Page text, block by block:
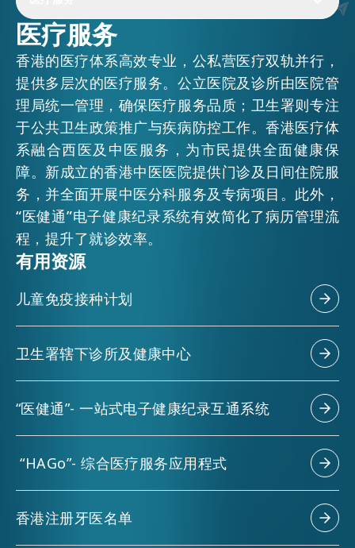
在港营商
活动情报
最新消息
关于我们
常见问题
联络我们
医疗服务
香港的医疗体系高效专业，公私营医疗双轨并行，
提供多层次的医疗服务。公立医院及诊所由医院管
理局统一管理，确保医疗服务品质；卫生署则专注
于公共卫生政策推广与疾病防控工作。香港医疗体
系融合西医及中医服务，为市民提供全面健康保
障。新成立的香港中医医院提供门诊及日间住院服
务，并全面开展中医分科服务及专病项目。此外，
“医健通”电子健康纪录系统有效简化了病历管理流
程，提升了就诊效率。
有用资源
儿童免疫接种计划
卫生署辖下诊所及健康中心
“医健通”- 一站式电子健康纪录互通系统
“HAGo”- 综合医疗服务应用程式
香港注册牙医名单